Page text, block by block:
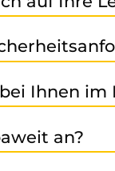
anders
Ihnen im
ohne Test.
an?